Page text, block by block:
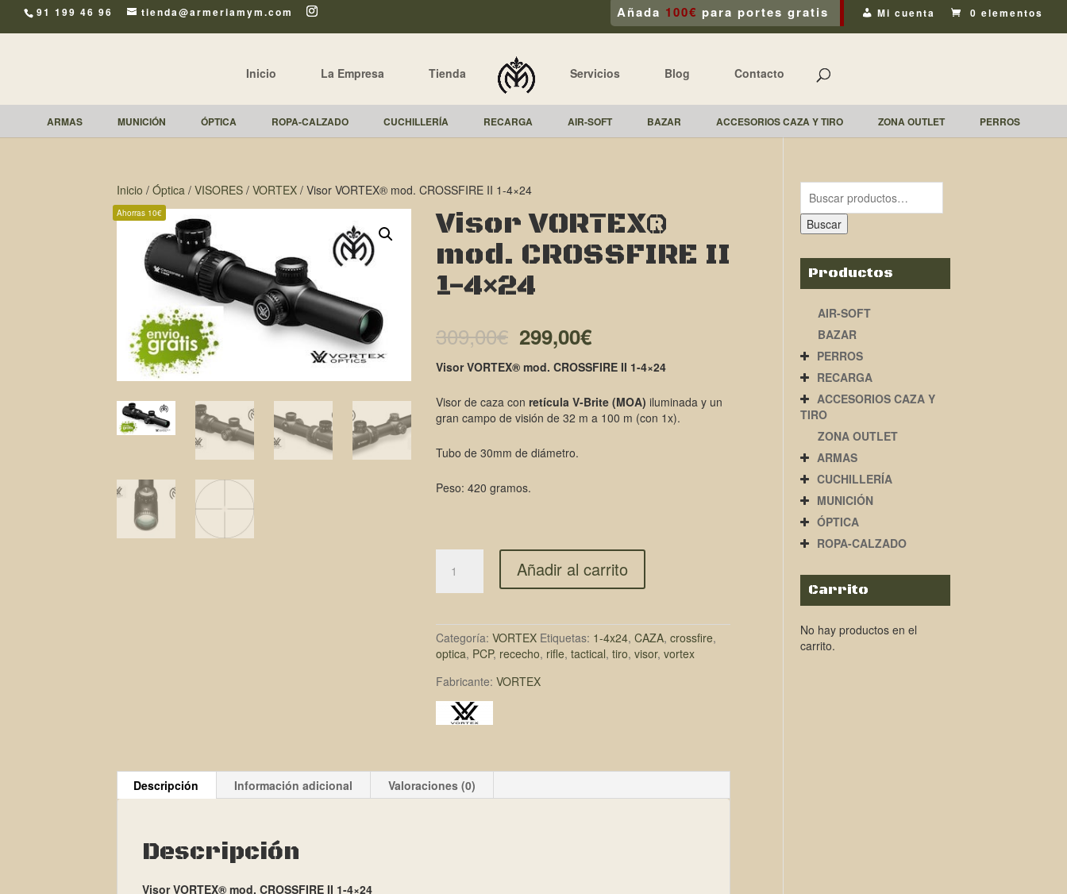
91 199 46 96 tienda@armeriamym.com Añada 100€ para portes gratis Mi cuenta 0 elementos
Inicio La Empresa Tienda Servicios Blog Contacto
ARMAS MUNICIÓN ÓPTICA ROPA-CALZADO CUCHILLERÍA RECARGA AIR-SOFT BAZAR ACCESORIOS CAZA Y TIRO ZONA OUTLET PERROS
Inicio / Óptica / VISORES / VORTEX / Visor VORTEX® mod. CROSSFIRE II 1-4×24
Ahorras 10€
Visor VORTEX®
mod. CROSSFIRE II
1-4×24
309,00€ El
precio
original
era:
309,00€.
299,00€El
precio
actual
es:
Visor VORTEX® mod. CROSSFIRE II 1-4×24
Visor de caza con retícula V-Brite (MOA) iluminada y un
gran campo de visión de 32 m a 100 m (con 1x).
Tubo de 30mm de diámetro.
Peso: 420 gramos.
Añadir al carrito
Categoría: VORTEX Etiquetas: 1-4x24, CAZA, crossfire,
optica, PCP, rececho, rifle, tactical, tiro, visor, vortex
Fabricante: VORTEX
Descripción Información adicional Valoraciones (0)
Descripción
Visor VORTEX® mod. CROSSFIRE II 1-4×24
Buscar
Productos
AIR-SOFT
BAZAR
PERROS
RECARGA
ACCESORIOS CAZA Y
TIRO
ZONA OUTLET
ARMAS
CUCHILLERÍA
MUNICIÓN
ÓPTICA
ROPA-CALZADO
Carrito
No hay productos en el
carrito.